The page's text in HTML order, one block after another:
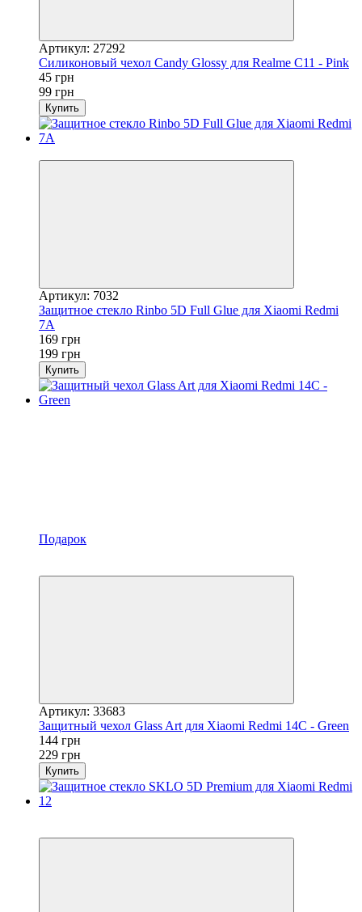
Артикул: 27292
Силиконовый чехол Candy Glossy для Realme C11 - Pink
45 грн
99 грн
Купить
Артикул: 7032
Защитное стекло Rinbo 5D Full Glue для Xiaomi Redmi
7A
169 грн
199 грн
Купить
Подарок
Артикул: 33683
Защитный чехол Glass Art для Xiaomi Redmi 14C - Green
144 грн
229 грн
Купить